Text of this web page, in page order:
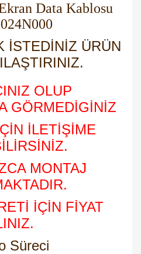
Data Kablosu
İSTEDİNİZ ÜRÜN
OLUP
GÖRMEDİGİNİZ
İLETİŞİME
MONTAJ
İÇİN FİYAT
Süreci